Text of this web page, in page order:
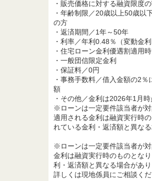
・販売価格に対する融資限度
・年齢制限／20歳以上50歳以
の方
・返済期間／1年～50年
・利率／年利0.48％（変動金利
・住宅ローン金利優遇割適用時
・一般団信限定金利
・保証料／0円
・事務手数料／借入金額の2
額
・その他／金利は2026年1月時
※ローンは一定要件該当者が対
適用される金利は融資実行時
れている金利・返済額と異なる
※ローンは一定要件該当者が
金利は融資実行時のものとな
利・返済額と異なる場合があり
詳しくは現地係員にご相談く